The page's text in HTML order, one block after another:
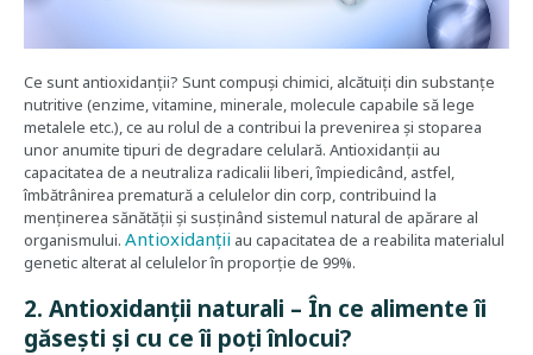
Ce sunt antioxidanții? Sunt compuși chimici, alcătuiți din substanțe
nutritive (enzime, vitamine, minerale, molecule capabile să lege
metalele etc.), ce au rolul de a contribui la prevenirea și stoparea
unor anumite tipuri de degradare celulară. Antioxidanții au
capacitatea de a neutraliza radicalii liberi, împiedicând, astfel,
îmbătrânirea prematură a celulelor din corp, contribuind la
menținerea sănătății și susținând sistemul natural de apărare al
organismului. Antioxidanții au capacitatea de a reabilita materialul
genetic alterat al celulelor în proporție de 99%.
2. Antioxidanții naturali – În ce alimente îi
găsești și cu ce îi poți înlocui?